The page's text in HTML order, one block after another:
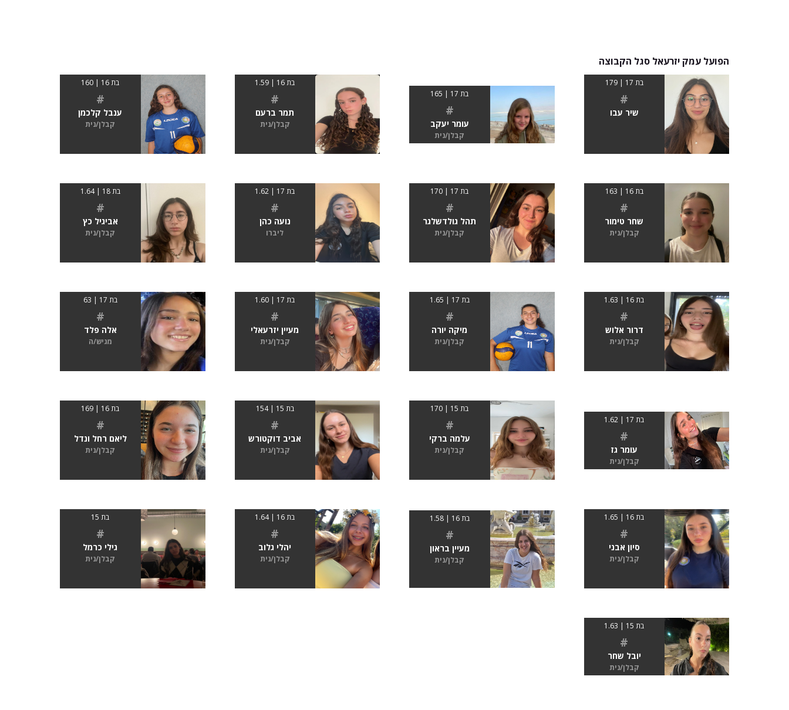
הפועל עמק יזרעאל סגל הקבוצה
בת 17 | 179
#
שיר עבו
בת 17 | 165
#
עומר יעקב
קבלן/נית
בת 16 | 1.59
#
תמר ברעם
קבלן/נית
בת 16 | 160
#
ענבל קלכמן
קבלן/נית
בת 16 | 163
#
שחר טימור
קבלן/נית
בת 17 | 170
#
תהל גולדשלגר
קבלן/נית
בת 17 | 1.62
#
נועה כהן
ליברו
בת 18 | 1.64
#
אביגיל כץ
קבלן/נית
בת 16 | 1.63
#
דרור אלוש
קבלן/נית
בת 17 | 1.65
#
מיקה יורה
קבלן/נית
בת 17 | 1.60
#
מעיין יזרעאלי
קבלן/נית
בת 17 | 63
#
אלה פלד
מגיש/ה
בת 17 | 1.62
#
עומר גז
קבלן/נית
בת 15 | 170
#
עלמה ברקי
קבלן/נית
בת 15 | 154
#
אביב דוקטורש
קבלן/נית
בת 16 | 169
#
ליאם רחל ונדל
קבלן/נית
בת 16 | 1.65
#
סיון אבני
קבלן/נית
בת 16 | 1.58
#
מעיין בראון
קבלן/נית
בת 16 | 1.64
#
יהלי גלוב
קבלן/נית
בת 15
#
גילי כרמל
קבלן/נית
בת 15 | 1.63
#
יובל שחר
קבלן/נית